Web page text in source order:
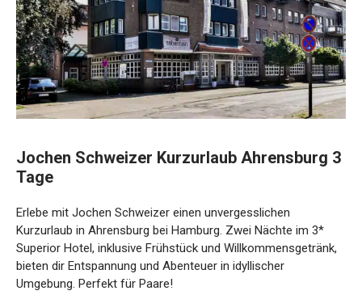
Jochen Schweizer Kurzurlaub Ahrensburg
3 Tage
Erlebe mit Jochen Schweizer einen unvergesslichen
Kurzurlaub in Ahrensburg bei Hamburg. Zwei Nächte im 3*
Superior Hotel, inklusive Frühstück und
Willkommensgetränk, bieten dir Entspannung und Abenteuer
in idyllischer Umgebung. Perfekt für Paare!